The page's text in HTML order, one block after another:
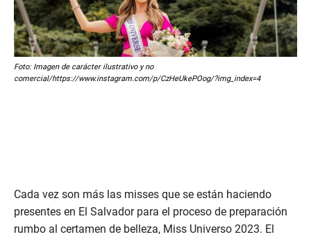
Foto: Imagen de carácter ilustrativo y no
comercial/https://www.instagram.com/p/CzHeUkePOog/?img_index=4
Cada vez son más las misses que se están haciendo
presentes en El Salvador para el proceso de preparación
rumbo al certamen de belleza, Miss Universo 2023. El